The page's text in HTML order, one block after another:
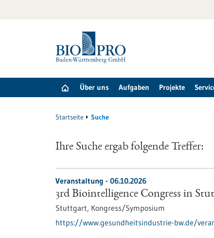
Über uns Aufgaben Projekte
Startseite Suche
Ihre Suche ergab folgende Treffer:
Veranstaltung - 06.10.2026
3rd Biointelligence Congress in
Stuttgart, Kongress/Symposium
https://www.gesundheitsindustrie-bw.de/